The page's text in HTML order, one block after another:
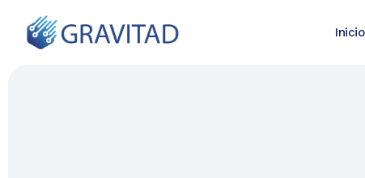
Inicio